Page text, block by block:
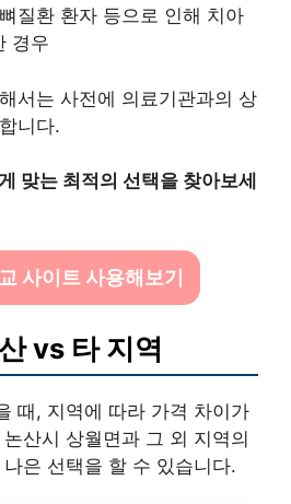
질환 환자 등으로 인해 치아
경우
서는 사전에 의료기관과의 상
니다.
맞는 최적의 선택을 찾아보세
사이트 사용해보기
vs 타 지역
때, 지역에 따라 가격 차이가
산시 상월면과 그 외 지역의
은 선택을 할 수 있습니다.